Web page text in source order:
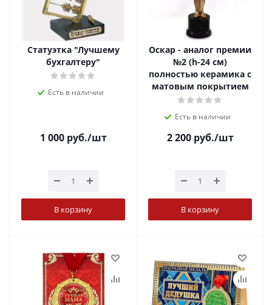
Статуэтка "Лучшему
бухгалтеру"
Есть в наличии
1 000руб./шт
В корзину
Оскар - аналог премии
№2 (h-24 см)
полностью керамика с
матовым покрытием
Есть в наличии
2 200руб./шт
В корзину